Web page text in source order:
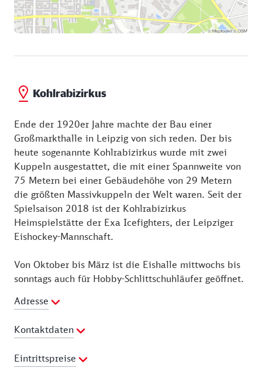
Kohlrabizirkus
Ende der 1920er Jahre machte der Bau einer
Großmarkthalle in Leipzig von sich reden. Der bis
heute sogenannte Kohlrabizirkus wurde mit zwei
Kuppeln ausgestattet, die mit einer Spannweite von
75 Metern bei einer Gebäudehöhe von 29 Metern
die größten Massivkuppeln der Welt waren. Seit der
Spielsaison 2018 ist der Kohlrabizirkus
Heimspielstätte der Exa Icefighters, der Leipziger
Eishockey-Mannschaft.
Von Oktober bis März ist die Eishalle mittwochs bis
sonntags auch für Hobby-Schlittschuhläufer geöffnet.
Adresse
Kontaktdaten
E-Mail Adresse:
Webseite:http://eiszirkus-leipzig.de/
Eintrittspreise